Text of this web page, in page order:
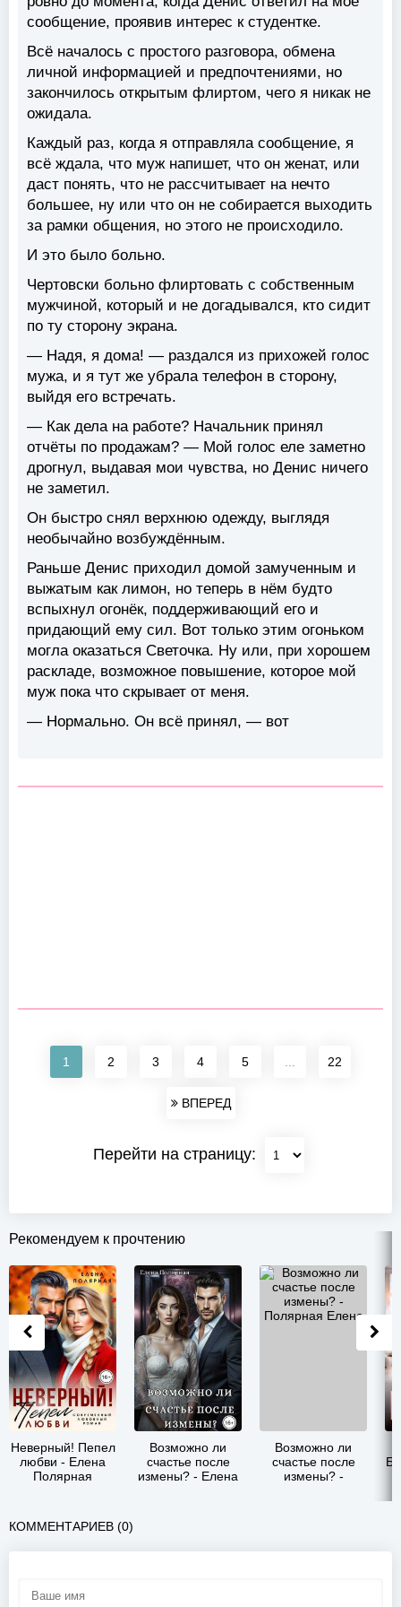
сообщение, проявив интерес к студентке.
Всё началось с простого разговора, обмена
личной информацией и предпочтениями, но
закончилось открытым флиртом, чего я никак не
ожидала.
Каждый раз, когда я отправляла сообщение, я
всё ждала, что муж напишет, что он женат, или
даст понять, что не рассчитывает на нечто
большее, ну или что он не собирается выходить
за рамки общения, но этого не происходило.
И это было больно.
Чертовски больно флиртовать с собственным
мужчиной, который и не догадывался, кто сидит
по ту сторону экрана.
— Надя, я дома! — раздался из прихожей голос
мужа, и я тут же убрала телефон в сторону,
выйдя его встречать.
— Как дела на работе? Начальник принял
отчёты по продажам? — Мой голос еле заметно
дрогнул, выдавая мои чувства, но Денис ничего
не заметил.
Он быстро снял верхнюю одежду, выглядя
необычайно возбуждённым.
Раньше Денис приходил домой замученным и
выжатым как лимон, но теперь в нём будто
вспыхнул огонёк, поддерживающий его и
придающий ему сил. Вот только этим огоньком
могла оказаться Светочка. Ну или, при хорошем
раскладе, возможное повышение, которое мой
муж пока что скрывает от меня.
— Нормально. Он всё принял, — вот
1 2 3 4 5 22
ВПЕРЕД
Перейти на страницу:
Рекомендуем к прочтению
Неверный! Пепел
любви - Елена
Полярная
Возможно ли
счастье после
измены? - Елена
Возможно ли
счастье после
измены? -
КОММЕНТАРИЕВ (0)